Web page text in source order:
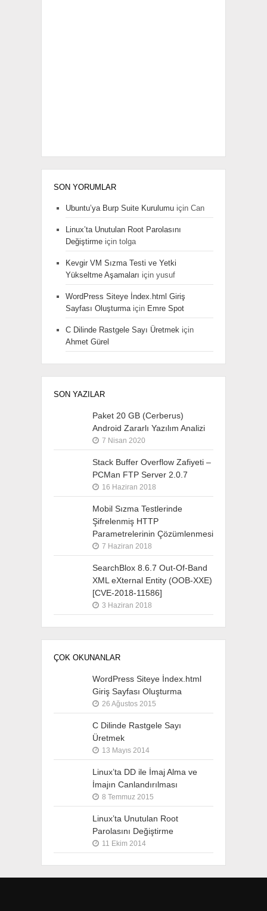
SON YORUMLAR
Ubuntu’ya Burp Suite Kurulumu için Can
Linux’ta Unutulan Root Parolasını
Değiştirme için tolga
Kevgir VM Sızma Testi ve Yetki
Yükseltme Aşamaları için yusuf
WordPress Siteye İndex.html Giriş
Sayfası Oluşturma için Emre Spot
C Dilinde Rastgele Sayı Üretmek için
Ahmet Gürel
SON YAZILAR
Paket 20 GB (Cerberus)
Android Zararlı Yazılım Analizi
7 Nisan 2020
Stack Buffer Overflow Zafiyeti –
PCMan FTP Server 2.0.7
16 Haziran 2018
Mobil Sızma Testlerinde
Şifrelenmiş HTTP
Parametrelerinin Çözümlenmesi
7 Haziran 2018
SearchBlox 8.6.7 Out-Of-Band
XML eXternal Entity (OOB-XXE)
[CVE-2018-11586]
3 Haziran 2018
ÇOK OKUNANLAR
WordPress Siteye İndex.html
Giriş Sayfası Oluşturma
26 Ağustos 2015
C Dilinde Rastgele Sayı
Üretmek
13 Mayıs 2014
Linux’ta DD ile İmaj Alma ve
İmajın Canlandırılması
8 Temmuz 2015
Linux’ta Unutulan Root
Parolasını Değiştirme
11 Ekim 2014